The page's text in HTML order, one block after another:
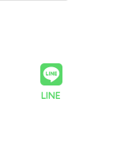
LINE